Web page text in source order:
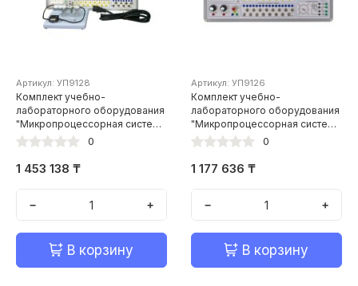
Артикул: УП9128
Комплект учебно-
лабораторного оборудования
"Микропроцессорная система
управления широтно-
преобразователем"
0
1 453 138 ₸
− +
В корзину
Артикул: УП9126
Комплект учебно-
лабораторного оборудования
"Микропроцессорная система
управления шлагбаумом"
0
1 177 636 ₸
− +
В корзину